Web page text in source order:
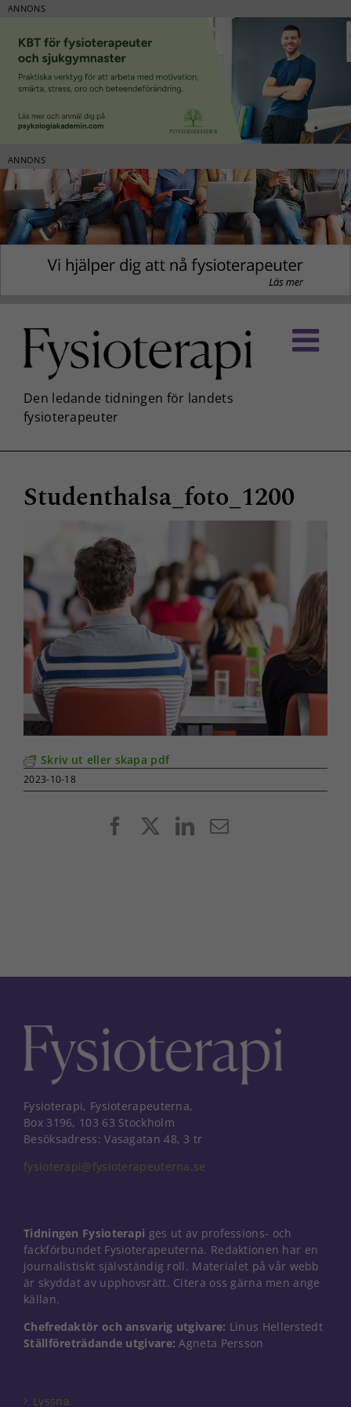
ANNONS
ANNONS
innehållet
Studenthalsa_foto_1200
Skriv ut eller skapa pdf
2023-10-18
FacebookLinkedIn
E-
Fysioterapi, Fysioterapeuterna,
Box 3196, 103 63 Stockholm
Besöksadress: Vasagatan 48, 3 tr
fysioterapi@fysioterapeuterna.se
Tidningen Fysioterapi ges ut av professions- och
fackförbundet Fysioterapeuterna. Redaktionen har en
journalistiskt självständig roll. Materialet på vår webb
är skyddat av upphovsrätt. Citera oss gärna men ange
källan.
Chefredaktör och ansvarig utgivare: Linus Hellerstedt
Ställföreträdande utgivare: Agneta Persson
Lyssna
Nödvändiga